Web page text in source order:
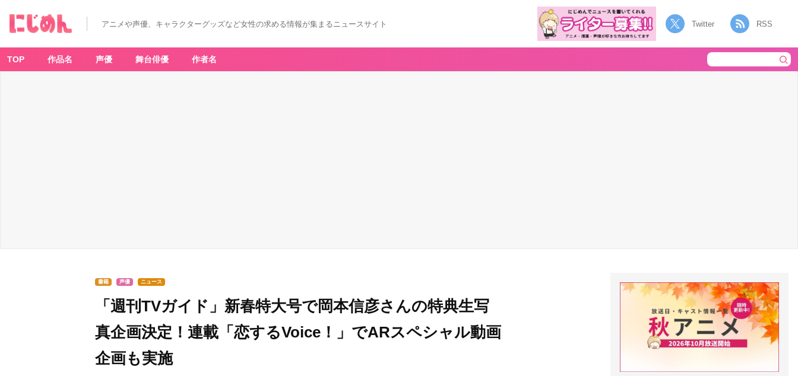
アニメや声優、キャラクターグッズなど女性の求める情報が集まるニュースサイト Twitter RSS
TOP 作品名 声優 舞台俳優 作者名
書籍 声優 ニュース
「週刊TVガイド」新春特大号で岡本信彦さんの特典生写
真企画決定！連載「恋するVoice！」でARスペシャル動画
企画も実施